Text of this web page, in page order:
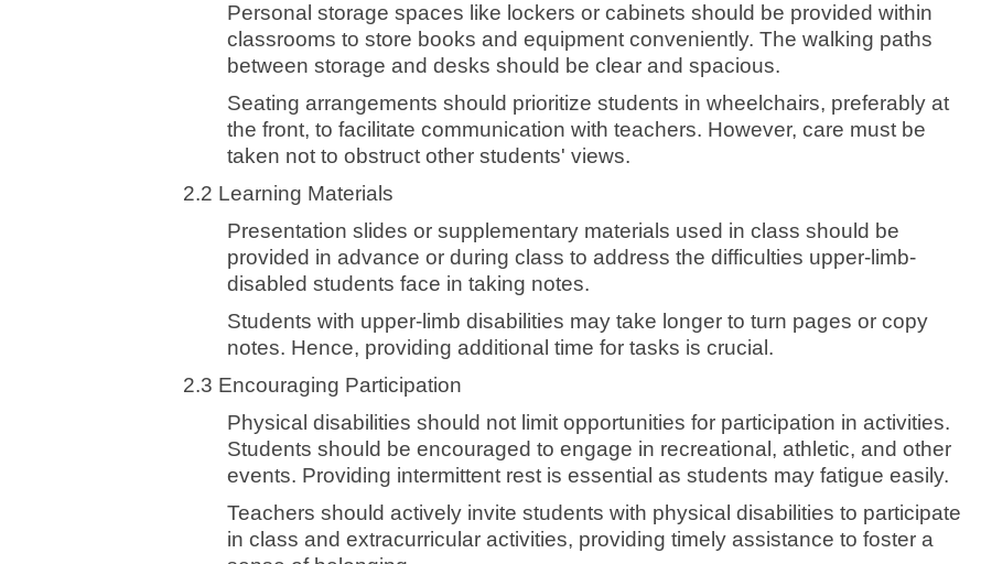
Personal storage spaces like lockers or cabinets should be provided within
classrooms to store books and equipment conveniently. The walking paths
between storage and desks should be clear and spacious.
Seating arrangements should prioritize students in wheelchairs, preferably at
the front, to facilitate communication with teachers. However, care must be
taken not to obstruct other students' views.
2.2 Learning Materials
Presentation slides or supplementary materials used in class should be
provided in advance or during class to address the difficulties upper-limb-
disabled students face in taking notes.
Students with upper-limb disabilities may take longer to turn pages or copy
notes. Hence, providing additional time for tasks is crucial.
2.3 Encouraging Participation
Physical disabilities should not limit opportunities for participation in activities.
Students should be encouraged to engage in recreational, athletic, and other
events. Providing intermittent rest is essential as students may fatigue easily.
Teachers should actively invite students with physical disabilities to participate
in class and extracurricular activities, providing timely assistance to foster a